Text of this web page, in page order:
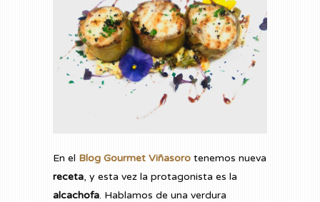
En el Blog Gourmet Viñasoro tenemos nueva
receta, y esta vez la protagonista es la
alcachofa. Hablamos de una verdura